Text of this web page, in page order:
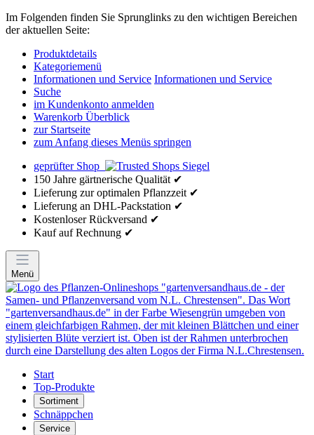
Im Folgenden finden Sie Sprunglinks zu den wichtigen Bereichen
der aktuellen Seite:
Produktdetails
Kategoriemenü
Informationen und Service Informationen und Service
Suche
im Kundenkonto anmelden
Warenkorb Überblick
zur Startseite
zum Anfang dieses Menüs springen
geprüfter Shop
150 Jahre gärtnerische Qualität ✔
Lieferung zur optimalen Pflanzzeit ✔
Lieferung an DHL-Packstation ✔
Kostenloser Rückversand ✔
Kauf auf Rechnung ✔
Menü
Start
Top-Produkte
Sortiment
Schnäppchen
Service